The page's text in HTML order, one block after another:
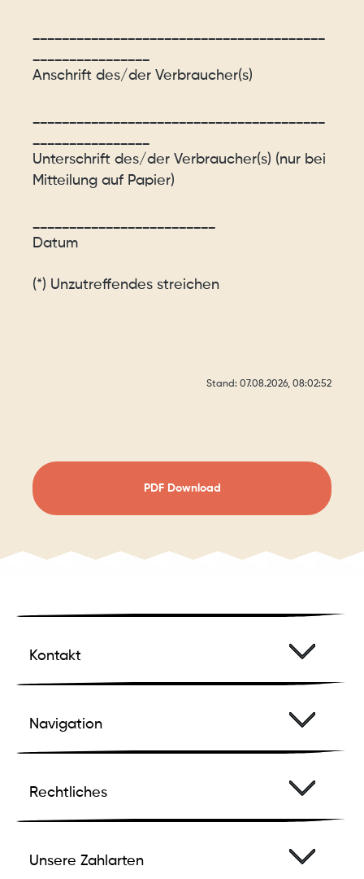
Anschrift des/der Verbraucher(s)
Unterschrift des/der Verbraucher(s) (nur bei
Mitteilung auf Papier)
Datum
(*) Unzutreffendes streichen
Stand: 07.08.2026, 08:02:52
PDF Download
Kontakt
Navigation
Rechtliches
Unsere Zahlarten